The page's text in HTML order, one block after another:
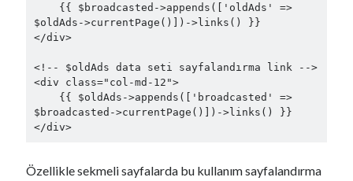
$oldAds->currentPage()])->links() }}
</div>
<!-- $oldAds data seti sayfalandırma link -->
<div class="col-md-12">
$broadcasted->currentPage()])->links() }}
</div>
Özellikle sekmeli sayfalarda bu kullanım sayfalandırma